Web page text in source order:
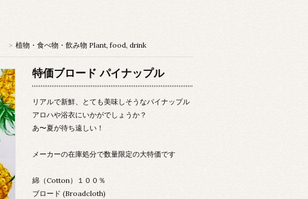
> 植物・食べ物・飲み物 Plant, food, drink
特価ブロード パイナップル
リアルで新鮮、とても美味しそうなパイナップル
アロハや浴衣にいかがでしょうか？
あ〜夏が待ち遠しい！
メーカーの在庫処分で数量限定の大特価です
綿（Cotton）１００％
ブロード (Broadcloth)